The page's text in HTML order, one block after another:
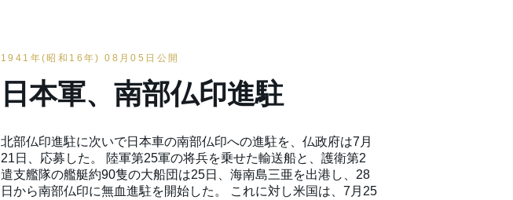
1941年(昭和16年) 08月05日公開
日本軍、南部仏印進駐
北部仏印進駐に次いで日本車の南部仏印への進駐を、仏政府は7月
21日、応募した。 陸軍第25軍の将兵を乗せた輸送船と、護衛第2
遣支艦隊の艦艇約90隻の大船団は25日、海南島三亜を出港し、28
日から南部仏印に無血進駐を開始した。 これに対し米国は、7月25